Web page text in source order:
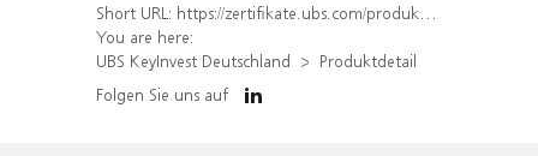
Short URL: https://zertifikate.ubs.com/produkt/detail/index/isin/DE000WA43LU4
You are here:
UBS KeyInvest Deutschland
Produktdetail
Folgen Sie uns auf